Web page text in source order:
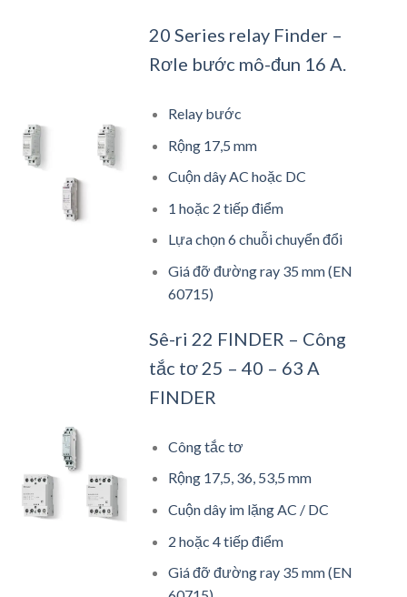
20 Series relay Finder –
Rơle bước mô-đun 16 A.
Relay bước
Rộng 17,5 mm
Cuộn dây AC hoặc DC
1 hoặc 2 tiếp điểm
Lựa chọn 6 chuỗi chuyển đổi
Giá đỡ đường ray 35 mm (EN
60715)
Sê-ri 22 FINDER – Công
tắc tơ 25 – 40 – 63 A
FINDER
Công tắc tơ
Rộng 17,5, 36, 53,5 mm
Cuộn dây im lặng AC / DC
2 hoặc 4 tiếp điểm
Giá đỡ đường ray 35 mm (EN